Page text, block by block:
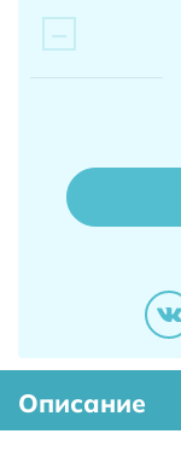
−
Описание